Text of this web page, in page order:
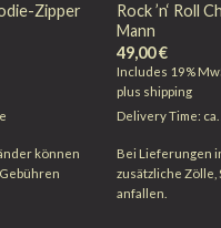
Zipper
können
Rock ’n‘ Roll
Mann
49,00€
Includes 19%
plus shipping
Delivery Time:
Bei Lieferungen
zusätzliche
anfallen.